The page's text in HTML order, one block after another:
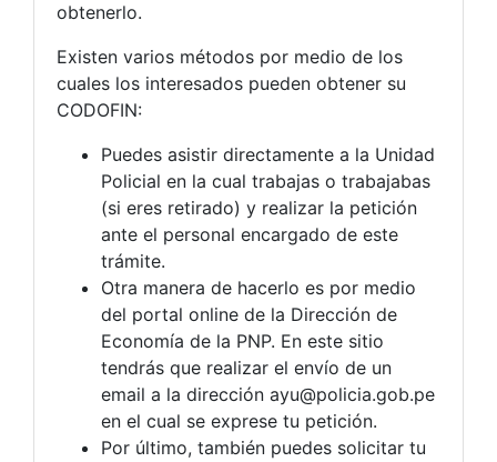
obtenerlo.
Existen varios métodos por medio de los
cuales los interesados pueden obtener su
CODOFIN:
Puedes asistir directamente a la Unidad
Policial en la cual trabajas o trabajabas
(si eres retirado) y realizar la petición
ante el personal encargado de este
trámite.
Otra manera de hacerlo es por medio
del portal online de la Dirección de
Economía de la PNP. En este sitio
tendrás que realizar el envío de un
email a la dirección ayu@policia.gob.pe
en el cual se exprese tu petición.
Por último, también puedes solicitar tu